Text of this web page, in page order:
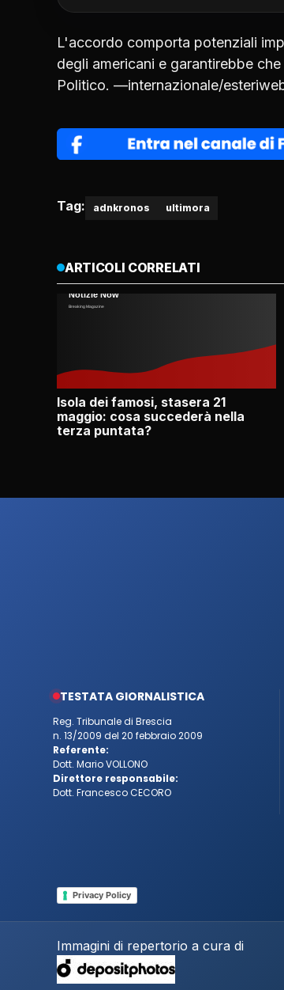
L'accordo comporta potenziali
degli americani e garantirebbe
Politico. —internazionale/
Tag: adnkronos ultimora
ARTICOLI CORRELATI
Isola dei famosi, stasera 21
maggio: cosa succederà nella
terza puntata?
TESTATA GIORNALISTICA
Reg. Tribunale di Brescia
n. 13/2009 del 20 febbraio 2009
Referente:
Dott. Mario VOLLONO
Direttore responsabile:
Dott. Francesco CECORO
Privacy Policy
Immagini di repertorio a cura di